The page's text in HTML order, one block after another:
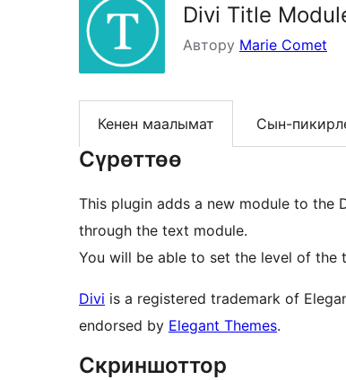
Divi Title
Автору Marie Comet
Кенен маалымат Сын-
Сүрөттөө
This plugin adds a new module to
through the text module.
You will be able to set the level of the
Divi is a registered trademark of
endorsed by Elegant Themes.
Скриншоттор